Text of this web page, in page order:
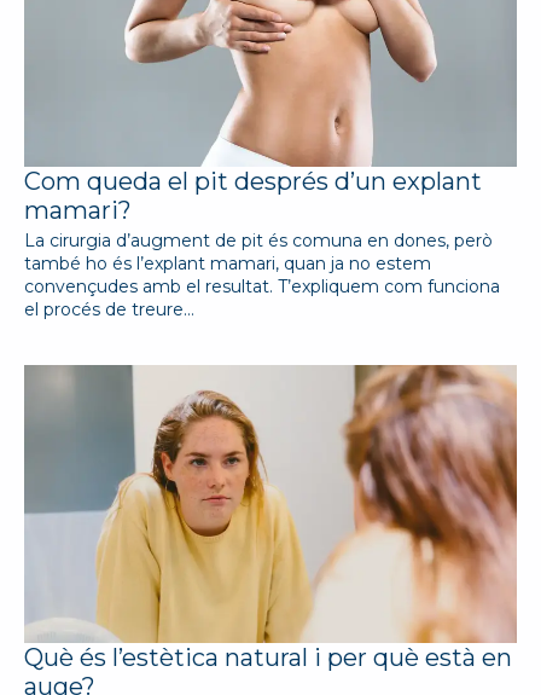
Com queda el pit després d’un explant
mamari?
La cirurgia d’augment de pit és comuna en dones, però
també ho és l’explant mamari, quan ja no estem
convençudes amb el resultat. T’expliquem com funciona
el procés de treure…
Què és l’estètica natural i per què està en
auge?